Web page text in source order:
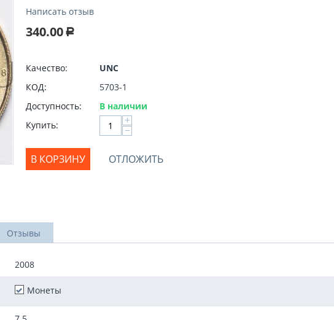
Написать отзыв
340.00 Р
Качество:
UNC
КОД:
5703-1
Доступность:
В наличии
Купить:
+
−
В КОРЗИНУ ОТЛОЖИТЬ
Отзывы
2008
Монеты